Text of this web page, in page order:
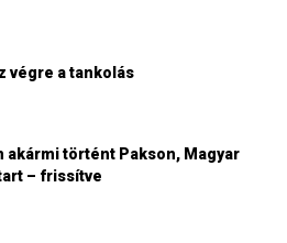
végre a tankolás
akármi történt Pakson, Magyar
– frissítve